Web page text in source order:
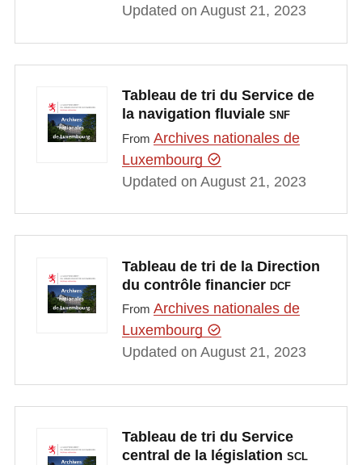
Updated on August 21, 2023
Tableau de tri du Service de
la navigation fluviale SNF
From Archives nationales de
Luxembourg
Updated on August 21, 2023
Tableau de tri de la Direction
du contrôle financier DCF
From Archives nationales de
Luxembourg
Updated on August 21, 2023
Tableau de tri du Service
central de la législation SCL